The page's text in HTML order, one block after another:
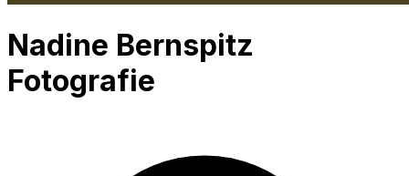
Nadine Bernspitz
Fotografie